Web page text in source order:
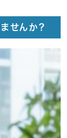
せんか？